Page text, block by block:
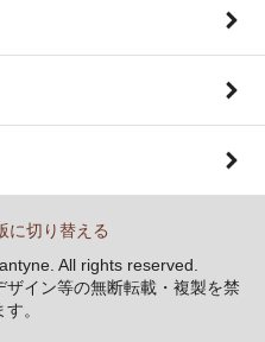
に切り替える
All rights reserved.
イン等の無断転載・複製を禁
。